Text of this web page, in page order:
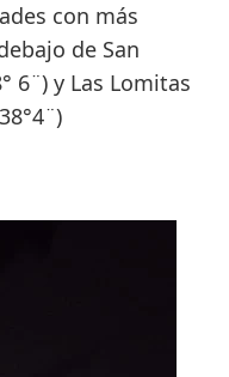
con más
de San
6¨) y Las Lomitas